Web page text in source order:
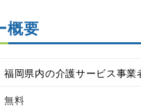
概要
福岡県内の介護サービス事業
無料